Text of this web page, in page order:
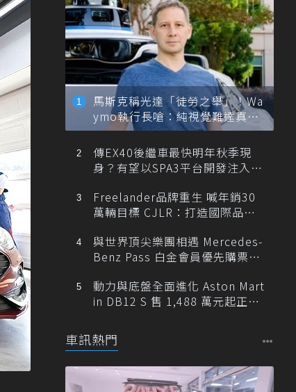
馬斯克稱光達「徒勞之舉」！Wa
ymo執行長嗆：純視覺難達真正
自動駕駛
傳EX40後繼車最快明年秋季現
身？有望以SPA3平台開發注入80
Freelander品牌重生 喊年銷30
萬輛目標 CJLR：打造國際品牌
與世界頂尖樂團相遇 Mercedes-
Benz Pass 白金會員優先購票維
動力與底盤全面進化 Aston Mart
in DB12 S 售 1,488 萬元起正式
車訊熱門